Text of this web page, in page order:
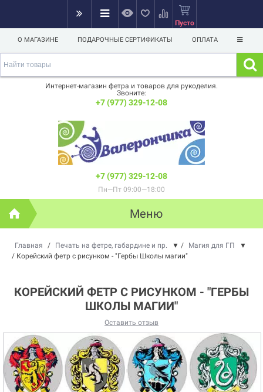
Пусто
О МАГАЗИНЕ ПОДАРОЧНЫЕ СЕРТИФИКАТЫ ОПЛАТА
Интернет-магазин фетра и товаров для рукоделия.
Звоните:
+7 (977) 329-12-08
+7 (977) 329-12-08
Пн—Пт 09:00—18:00
Меню
Главная / Печать на фетре, габардине и пр. ▼ / Магия для ГП
▼
/ Корейский фетр с рисунком - "Гербы Школы магии"
КОРЕЙСКИЙ ФЕТР С РИСУНКОМ - "ГЕРБЫ
ШКОЛЫ МАГИИ"
Оставить отзыв